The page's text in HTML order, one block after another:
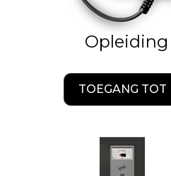
Opleiding
TOEGANG TOT